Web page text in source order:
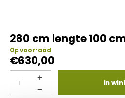
280 cm lengte 100
Op voorraad
€630,00
In